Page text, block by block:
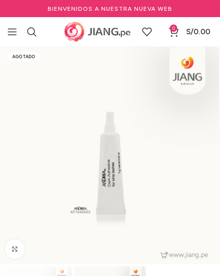
BIENVENIDOS A NUESTRA NUEVA WEB
0 S/0.00
Inicio Pestañas y Cejas
AGOTADO